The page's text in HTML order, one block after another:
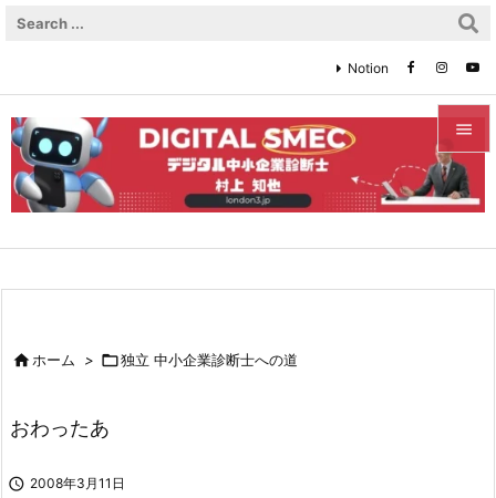


メニュ

Notion
ホーム > 独立 中小企業診断士への道
おわったあ
 2008年3月11日